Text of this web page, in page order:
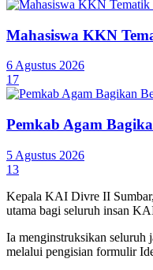
Mahasiswa KKN
6 Agustus 2026
17
Pemkab Agam
5 Agustus 2026
13
Kepala KAI Divre II
utama bagi seluruh insan
Ia menginstruksikan seluruh
melalui pengisian formulir